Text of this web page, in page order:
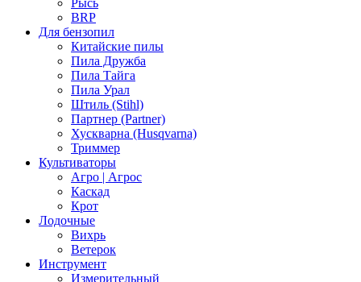
Рысь
BRP
Для бензопил
Китайские пилы
Пила Дружба
Пила Тайга
Пила Урал
Штиль (Stihl)
Партнер (Partner)
Хускварна (Husqvarna)
Триммер
Культиваторы
Агро | Агрос
Каскад
Крот
Лодочные
Вихрь
Ветерок
Инструмент
Измерительный